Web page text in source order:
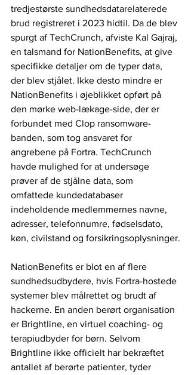
tredjestørste sundhedsdatarelaterede
brud registreret i 2023 hidtil. Da de blev
spurgt af TechCrunch, afviste Kal Gajraj,
en talsmand for NationBenefits, at give
specifikke detaljer om de typer data,
der blev stjålet. Ikke desto mindre er
NationBenefits i øjeblikket opført på
den mørke web-lækage-side, der er
forbundet med Clop ransomware-
banden, som tog ansvaret for
angrebene på Fortra. TechCrunch
havde mulighed for at undersøge
prøver af de stjålne data, som
omfattede kundedatabaser
indeholdende medlemmernes navne,
adresser, telefonnumre, fødselsdato,
køn, civilstand og forsikringsoplysninger.
NationBenefits er blot en af ​​flere
sundhedsudbydere, hvis Fortra-hostede
systemer blev målrettet og brudt af
hackerne. En anden berørt organisation
er Brightline, en virtuel coaching- og
terapiudbyder for børn. Selvom
Brightline ikke officielt har bekræftet
antallet af berørte patienter, tyder